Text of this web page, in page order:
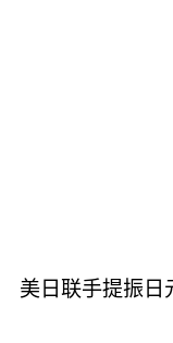
美日联手提振日